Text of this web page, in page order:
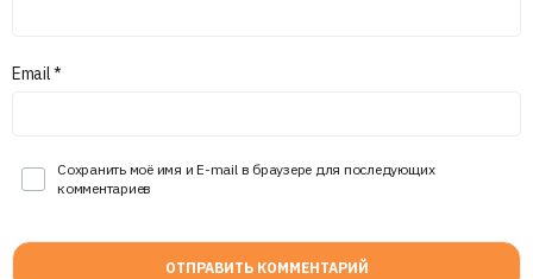
Email*
Сохранить моё имя и E-mail в браузере для последующих
комментариев